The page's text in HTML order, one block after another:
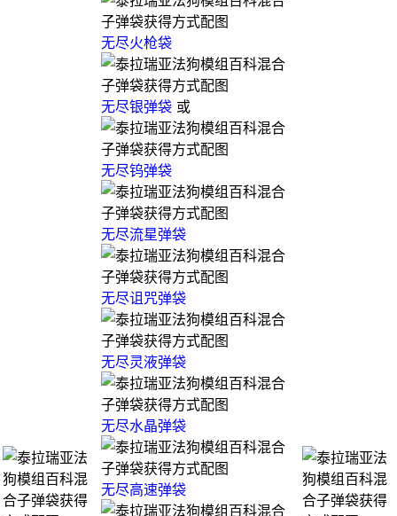
无尽火枪袋
无尽银弹袋 或
无尽钨弹袋
无尽流星弹袋
无尽诅咒弹袋
无尽灵液弹袋
无尽水晶弹袋
无尽高速弹袋